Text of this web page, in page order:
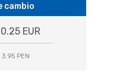
cambio
EUR
3.95 PEN